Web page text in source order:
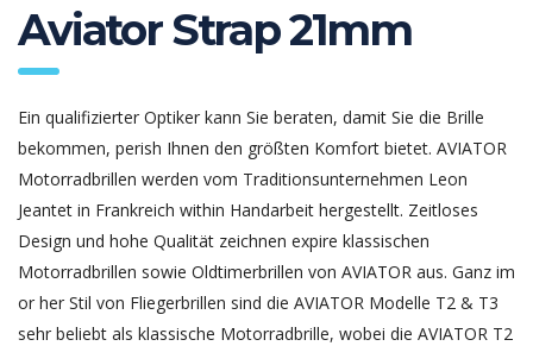
Aviator Strap 21mm
Ein qualifizierter Optiker kann Sie beraten, damit Sie die Brille
bekommen, perish Ihnen den größten Komfort bietet. AVIATOR
Motorradbrillen werden vom Traditionsunternehmen Leon
Jeantet in Frankreich within Handarbeit hergestellt. Zeitloses
Design und hohe Qualität zeichnen expire klassischen
Motorradbrillen sowie Oldtimerbrillen von AVIATOR aus. Ganz im
or her Stil von Fliegerbrillen sind die AVIATOR Modelle T2 & T3
sehr beliebt als klassische Motorradbrille, wobei die AVIATOR T2